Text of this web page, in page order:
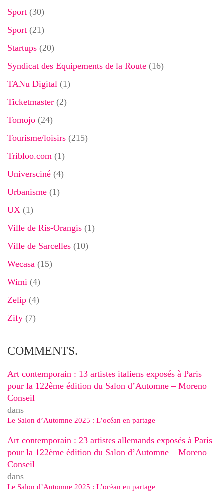
Sport (30)
Sport (21)
Startups (20)
Syndicat des Equipements de la Route (16)
TANu Digital (1)
Ticketmaster (2)
Tomojo (24)
Tourisme/loisirs (215)
Tribloo.com (1)
Universciné (4)
Urbanisme (1)
UX (1)
Ville de Ris-Orangis (1)
Ville de Sarcelles (10)
Wecasa (15)
Wimi (4)
Zelip (4)
Zify (7)
COMMENTS.
Art contemporain : 13 artistes italiens exposés à Paris
pour la 122ème édition du Salon d’Automne – Moreno
Conseil
dans
Le Salon d’Automne 2025 : L’océan en partage
Art contemporain : 23 artistes allemands exposés à Paris
pour la 122ème édition du Salon d’Automne – Moreno
Conseil
dans
Le Salon d’Automne 2025 : L’océan en partage